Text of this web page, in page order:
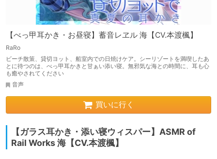
【べっ甲耳かき・お昼寝】蓄音レヱル 海【CV.本渡楓】
RaRo
ビーチ散策、貸切ヨット、船室内での日焼けケア。シーリゾートを満喫したあ
とに待つのは、べっ甲耳かきと甘ぁい添い寝。無邪気な海との時間に、耳も心
も癒やされてください
音声
買いに行く
【ガラス耳かき・添い寝ウィスパー】ASMR of
Rail Works 海【CV.本渡楓】